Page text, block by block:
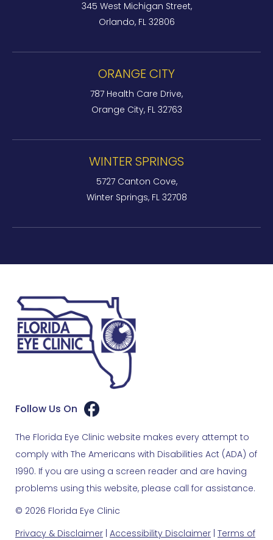
345 West Michigan Street,
Orlando, FL 32806
ORANGE CITY
787 Health Care Drive,
Orange City, FL 32763
WINTER SPRINGS
5727 Canton Cove,
Winter Springs, FL 32708
Follow Us On
The Florida Eye Clinic website makes every attempt to
comply with The Americans with Disabilities Act (ADA) of
1990. If you are using a screen reader and are having
problems using this website, please call for assistance.
© 2026 Florida Eye Clinic
Privacy & Disclaimer | Accessibility Disclaimer | Terms of